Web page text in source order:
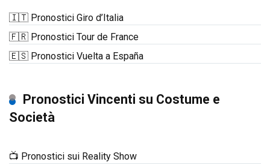
🇮🇹 Pronostici Giro d’Italia
🇫🇷 Pronostici Tour de France
🇪🇸 Pronostici Vuelta a España
Pronostici Vincenti su Costume e
Società
📺 Pronostici sui Reality Show